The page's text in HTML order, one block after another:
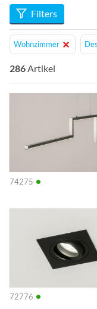
Filters
Wohnzimmer
286Artikel
74275 •
Info
72776 •
Info